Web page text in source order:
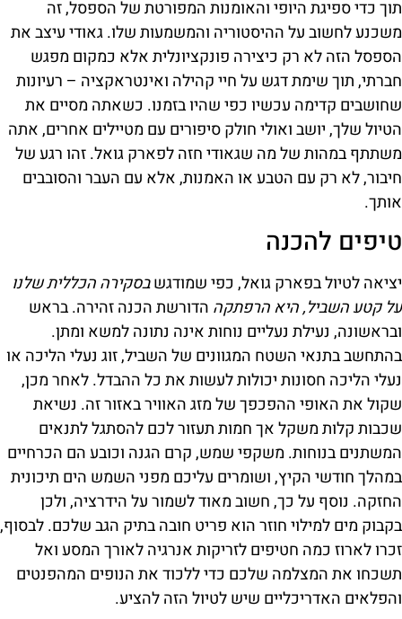
תוך כדי ספיגת היופי והאומנות המפורטת של הספסל, זה
משכנע לחשוב על ההיסטוריה והמשמעות שלו. גאודי עיצב את
הספסל הזה לא רק כיצירה פונקציונלית אלא כמקום מפגש
חברתי, תוך שימת דגש על חיי קהילה ואינטראקציה – רעיונות
שחושבים קדימה עכשיו כפי שהיו בזמנו. כשאתה מסיים את
הטיול שלך, יושב ואולי חולק סיפורים עם מטיילים אחרים, אתה
משתתף במהות של מה שגאודי חזה לפארק גואל. זהו רגע של
חיבור, לא רק עם הטבע או האמנות, אלא עם העבר והסובבים
אותך.
טיפים להכנה
יציאה לטיול בפארק גואל, כפי שמודגשבסקירה הכללית שלנו
על קטע השביל, היא הרפתקה הדורשת הכנה זהירה. בראש
ובראשונה, נעילת נעליים נוחות אינה נתונה למשא ומתן.
בהתחשב בתנאי השטח המגוונים של השביל, זוג נעלי הליכה או
נעלי הליכה חסונות יכולות לעשות את כל ההבדל. לאחר מכן,
שקול את האופי ההפכפך של מזג האוויר באזור זה. נשיאת
שכבות קלות משקל אך חמות תעזור לכם להסתגל לתנאים
המשתנים בנוחות. משקפי שמש, קרם הגנה וכובע הם הכרחיים
במהלך חודשי הקיץ, ושומרים עליכם מפני השמש הים תיכונית
החזקה. נוסף על כך, חשוב מאוד לשמור על הידרציה, ולכן
בקבוק מים למילוי חוזר הוא פריט חובה בתיק הגב שלכם. לבסוף,
זכרו לארוז כמה חטיפים לזריקות אנרגיה לאורך המסע ואל
תשכחו את המצלמה שלכם כדי ללכוד את הנופים המהפנטים
והפלאים האדריכליים שיש לטיול הזה להציע.